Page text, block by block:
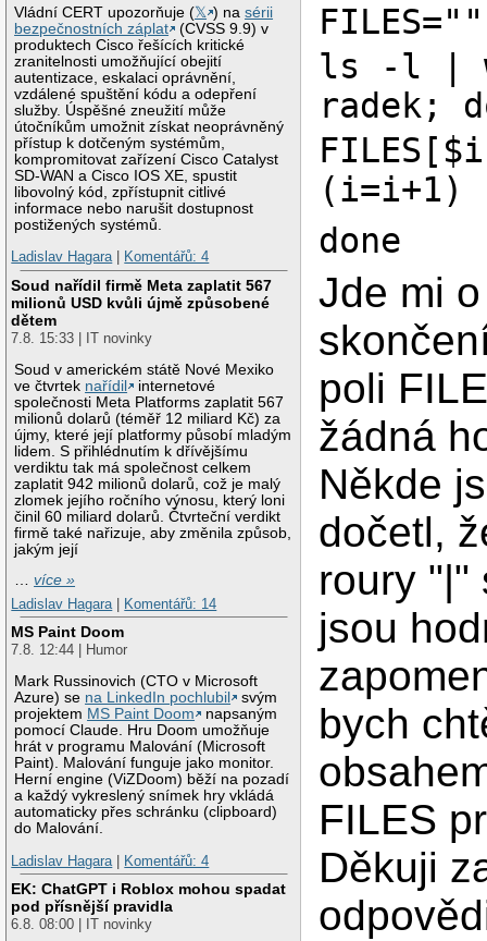
Vládní CERT upozorňuje (𝕏 ) nasérii
bezpečnostních záplat
(CVSS 9.9) v
produktech Cisco řešících kritické
zranitelnosti umožňující obejití
autentizace, eskalaci oprávnění,
vzdálené spuštění kódu a odepření
služby. Úspěšné zneužití může
útočníkům umožnit získat neoprávněný
přístup k dotčeným systémům,
kompromitovat zařízení Cisco Catalyst
SD-WAN a Cisco IOS XE, spustit
libovolný kód, zpřístupnit citlivé
informace nebo narušit dostupnost
postižených systémů.
Ladislav Hagara| Komentářů: 4
Soud nařídil firmě Meta zaplatit 567
milionů USD kvůli újmě způsobené
dětem
7.8. 15:33 | IT novinky
Soud v americkém státě Nové Mexiko
ve čtvrtek nařídil
internetové
společnosti Meta Platforms zaplatit 567
milionů dolarů (téměř 12 miliard Kč) za
újmy, které její platformy působí mladým
lidem. S přihlédnutím k dřívějšímu
verdiktu tak má společnost celkem
zaplatit 942 milionů dolarů, což je malý
zlomek jejího ročního výnosu, který loni
činil 60 miliard dolarů. Čtvrteční verdikt
firmě také nařizuje, aby změnila způsob,
jakým její
…více »
Ladislav Hagara
Komentářů: 14
MS Paint Doom
7.8. 12:44 | Humor
Mark Russinovich (CTO v Microsoft
Azure) se na LinkedIn pochlubil
svým
projektem MS Paint Doom
napsaným
pomocí Claude. Hru Doom umožňuje
hrát v programu Malování (Microsoft
Paint). Malování funguje jako monitor.
Herní engine (ViZDoom) běží na pozadí
a každý vykreslený snímek hry vkládá
automaticky přes schránku (clipboard)
do Malování.
Ladislav Hagara | Komentářů: 4
EK: ChatGPT i Roblox mohou spadat
pod přísnější pravidla
6.8. 08:00 | IT novinky
ls -l |
radek;
(i=i+1)
done
Jde mi
poli
žádná
Někde
dočetl,
roury "|"
jsou
bych
FILES
Děkuji